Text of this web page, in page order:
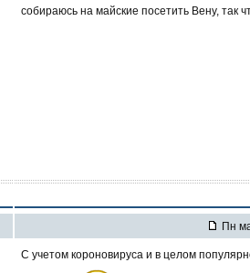
собираюсь на майские посетить Вену, так
Пн
С учетом короновируса и в целом